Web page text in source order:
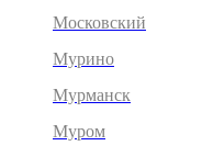
Московский
Мурино
Мурманск
Муром